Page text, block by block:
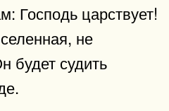
Господь царствует!
не
будет судить